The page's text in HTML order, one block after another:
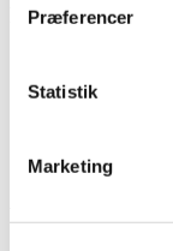
Præferencer
Statistik
Marketing
Populære sider
Vedtægter
Lokalforeninger
Vigtigt